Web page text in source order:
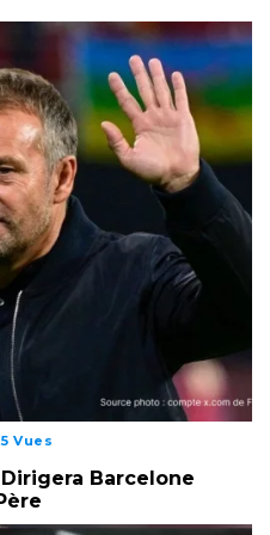
Vues
Barcelone